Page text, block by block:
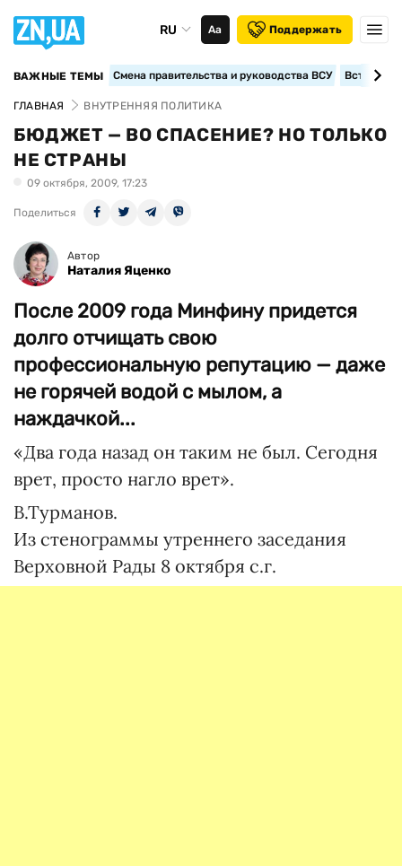
RU Аа Поддержать
ВАЖНЫЕ ТЕМЫ Смена правительства и руководства ВСУ
ГЛАВНАЯ ВНУТРЕННЯЯ ПОЛИТИКА
БЮДЖЕТ — ВО СПАСЕНИЕ? НО ТОЛЬКО
НЕ СТРАНЫ
09 октября, 2009, 17:23
Поделиться
Автор
Наталия Яценко
После 2009 года Минфину придется
долго отчищать свою
профессиональную репутацию — даже
не горячей водой с мылом, а
наждачкой...
«Два года назад он таким не был. Сегодня
врет, просто нагло врет».
В.Турманов.
Из стенограммы утреннего заседания
Верховной Рады 8 октября с.г.